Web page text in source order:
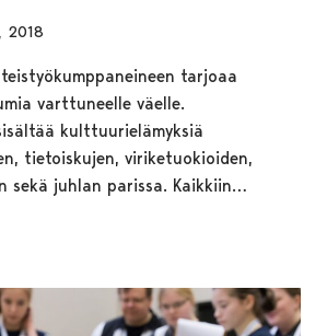
2018
tarjoaa
varttuneelle väelle.
kulttuurielämyksiä
tietoiskujen, viriketuokioiden,
sekä juhlan parissa. Kaikkiin…